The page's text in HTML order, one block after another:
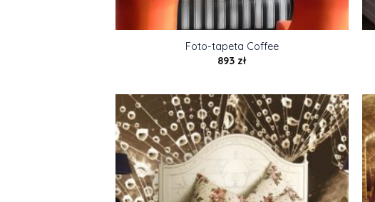
Foto-tapeta Coffee
893 zł